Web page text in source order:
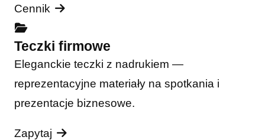
Cennik
Teczki firmowe
Eleganckie teczki z nadrukiem —
reprezentacyjne materiały na spotkania i
prezentacje biznesowe.
Zapytaj